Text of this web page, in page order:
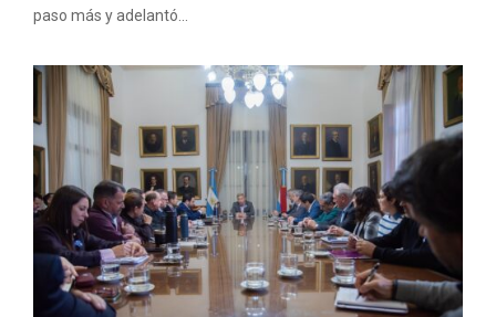
paso más y adelantó...